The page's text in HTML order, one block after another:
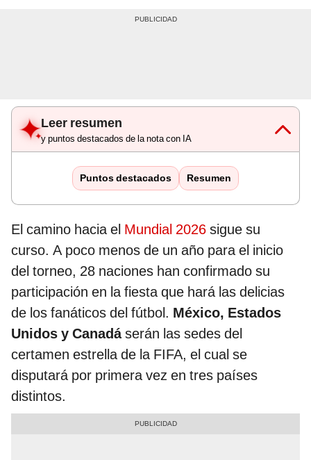
Leer resumen
y puntos destacados de la nota con IA
Puntos destacados Resumen
El camino hacia el Mundial 2026 sigue su
curso. A poco menos de un año para el inicio
del torneo, 28 naciones han confirmado su
participación en la fiesta que hará las delicias
de los fanáticos del fútbol. México, Estados
Unidos y Canadáserán las sedes del
certamen estrella de la FIFA, el cual se
disputará por primera vez en tres países
distintos.